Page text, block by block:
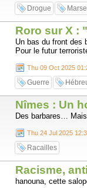
Drogue
Roro sur X :
Un bas du front des
Pour le futur
Thu 09 Oct 2025
Guerre
Nîmes : Un
Des barbares…
Thu 24 Jul 2025
Racailles
Racisme,
hanouna, cette